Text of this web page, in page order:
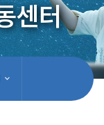
센터